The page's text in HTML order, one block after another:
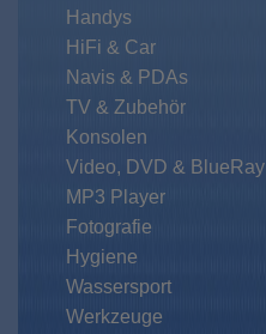
Handys
HiFi & Car
Navis & PDAs
TV & Zubehör
Konsolen
Video, DVD & BlueRay
MP3 Player
Fotografie
Hygiene
Wassersport
Werkzeuge